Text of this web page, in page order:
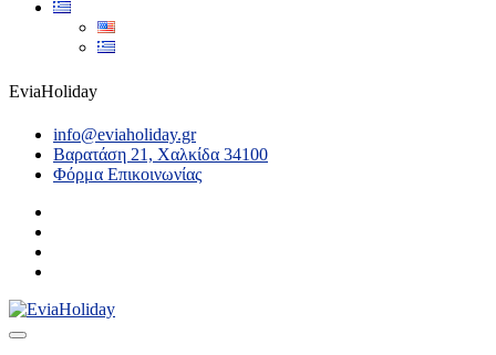
EviaHoliday
info@eviaholiday.gr
Βαρατάση 21, Χαλκίδα 34100
Φόρμα Επικοινωνίας